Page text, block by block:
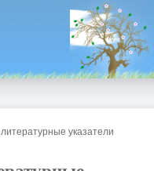
указатели